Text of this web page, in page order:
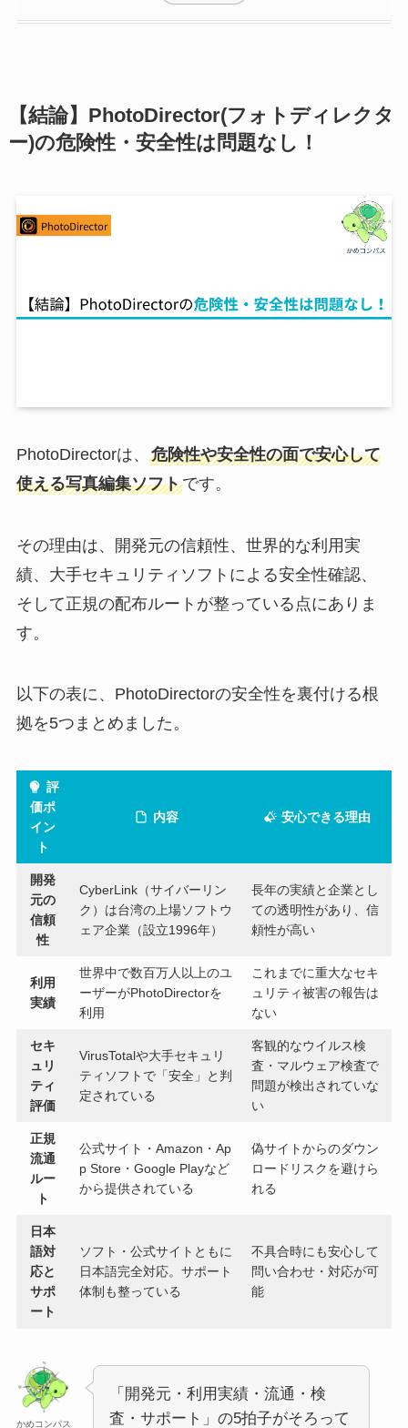
【結論】PhotoDirector(フォトディレクタ
ー)の危険性・安全性は問題なし！
PhotoDirectorは、 危険性や安全性の面で安心して
使える写真編集ソフトです。
その理由は、開発元の信頼性、世界的な利用実
績、大手セキュリティソフトによる安全性確認、
そして正規の配布ルートが整っている点にありま
す。
以下の表に、PhotoDirectorの安全性を裏付ける根
拠を5つまとめました。
評
価ポ
イン
ト
内容 安心できる理由
開発
元の
信頼
性
CyberLink（サイバーリン
ク）は台湾の上場ソフトウ
ェア企業（設立1996年）
長年の実績と企業とし
ての透明性があり、信
頼性が高い
利用
実績
世界中で数百万人以上のユ
ーザーがPhotoDirectorを
利用
これまでに重大なセキ
ュリティ被害の報告は
ない
セキ
ュリ
ティ
評価
VirusTotalや大手セキュリ
ティソフトで「安全」と判
定されている
客観的なウイルス検
査・マルウェア検査で
問題が検出されていな
い
正規
流通
ルー
ト
公式サイト・Amazon・Ap
p Store・Google Playなど
から提供されている
偽サイトからのダウン
ロードリスクを避けら
れる
日本
語対
応と
サポ
ート
ソフト・公式サイトともに
日本語完全対応。サポート
体制も整っている
不具合時にも安心して
問い合わせ・対応が可
能
かめコンパス
「開発元・利用実績・流通・検
査・サポート」の5拍子がそろって